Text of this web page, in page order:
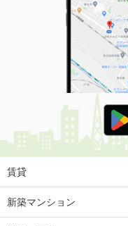
価 格
住 所
専有面積
間取り
大阪府枚方市宮之阪１
価 格
住 所
専有面積
大阪府高槻市上田辺町
賃貸
新築マンション